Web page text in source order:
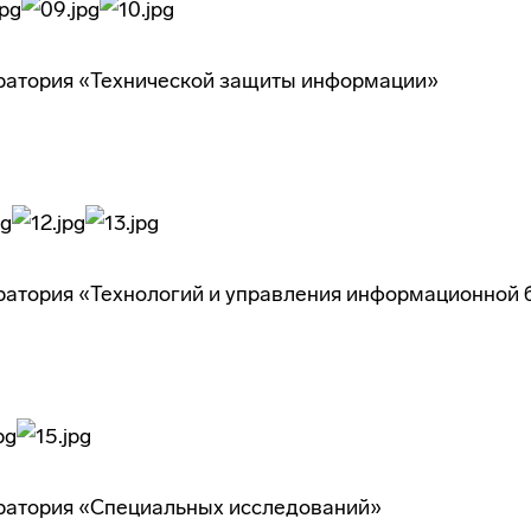
«Технической защиты информации»
«Технологий и управления информационной
«Специальных исследований»